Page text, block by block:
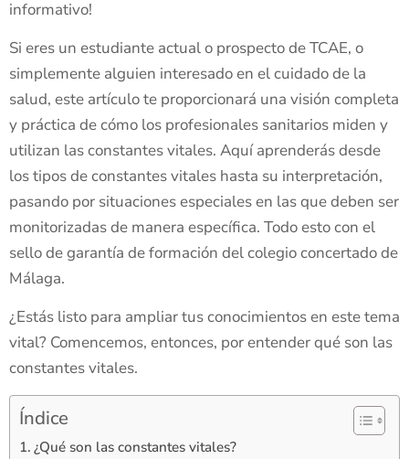
informativo!
Si eres un estudiante actual o prospecto de TCAE, o
simplemente alguien interesado en el cuidado de la
salud, este artículo te proporcionará una visión completa
y práctica de cómo los profesionales sanitarios miden y
utilizan las constantes vitales. Aquí aprenderás desde
los tipos de constantes vitales hasta su interpretación,
pasando por situaciones especiales en las que deben ser
monitorizadas de manera específica. Todo esto con el
sello de garantía de formación del colegio concertado de
Málaga.
¿Estás listo para ampliar tus conocimientos en este tema
vital? Comencemos, entonces, por entender qué son las
constantes vitales.
Índice
¿Qué son las constantes vitales?